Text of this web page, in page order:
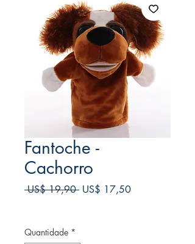
Fantoche -
Cachorro
US$ 19,90 Preço
US$ 17,50Preço
Quantidade *